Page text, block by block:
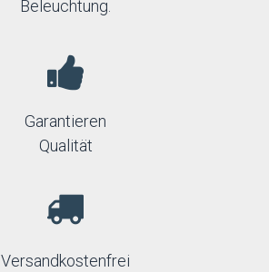
Beleuchtung.
Garantieren
Qualität
Versandkostenfrei